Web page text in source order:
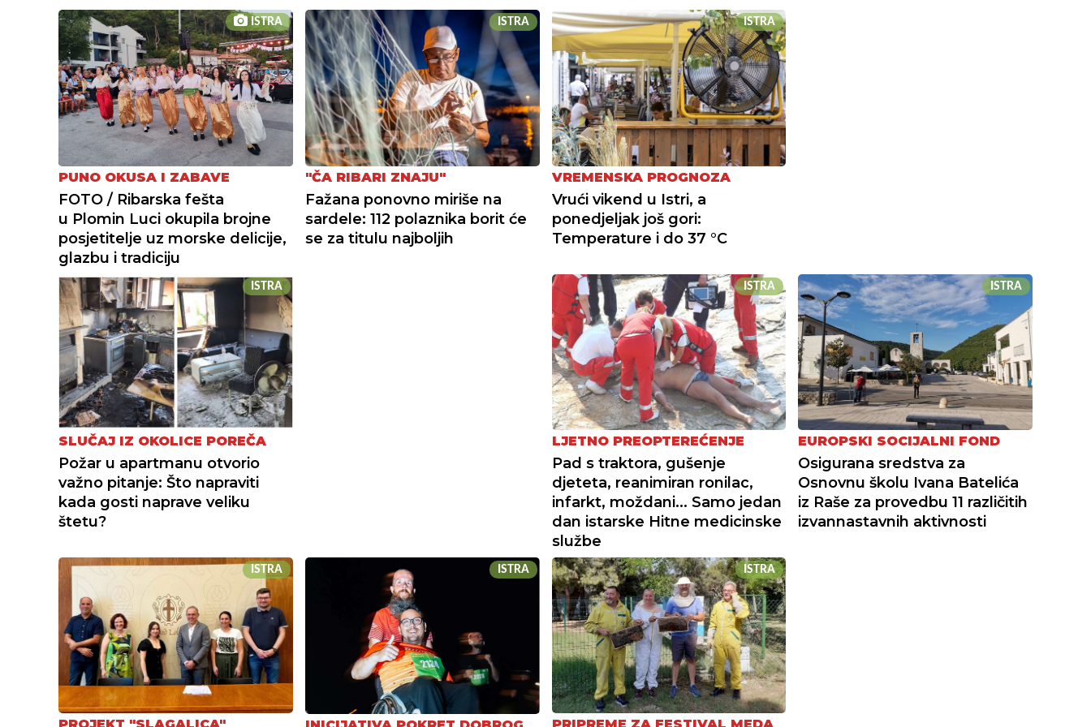
ISTRA
PUNO OKUSA I ZABAVE
FOTO / Ribarska fešta
u Plomin Luci okupila brojne
posjetitelje uz morske delicije,
glazbu i tradiciju
ISTRA
"ČA RIBARI ZNAJU"
Fažana ponovno miriše na
sardele: 112 polaznika borit će
se za titulu najboljih
ISTRA
VREMENSKA PROGNOZA
Vrući vikend u Istri, a
ponedjeljak još gori:
Temperature i do 37 °C
ISTRA
SLUČAJ IZ OKOLICE POREČA
Požar u apartmanu otvorio
važno pitanje: Što napraviti
kada gosti naprave veliku
štetu?
ISTRA
LJETNO PREOPTEREĆENJE
Pad s traktora, gušenje
djeteta, reanimiran ronilac,
infarkt, moždani... Samo jedan
dan istarske Hitne medicinske
službe
ISTRA
EUROPSKI SOCIJALNI FOND
Osigurana sredstva za
Osnovnu školu Ivana Batelića
iz Raše za provedbu 11 različitih
izvannastavnih aktivnosti
ISTRA ISTRA ISTRA